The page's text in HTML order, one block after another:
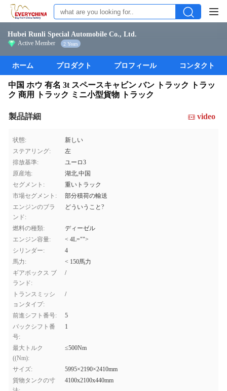
Hubei Runli Special Automobile Co., Ltd.
Active Member 2 Years
ホーム プロダクト プロフィール コンタクト
中国 ホウ 有名 3t スペースキャビン バン トラック トラッ
ク 商用 トラック ミニ小型貨物 トラック
製品詳細 video
状態:
新しい
ステアリング:
左
排放基準:
ユーロ3
原産地:
湖北,中国
セグメント:
重いトラック
市場セグメント:
部分積荷の輸送
エンジンのブラ
ンド:
どういうこと?
燃料の種類:
ディーゼル
エンジン容量:
< 4L="">
シリンダー:
4
馬力:
< 150馬力
ギアボックス ブ
ランド:
/
トランスミッシ
ョンタイプ:
/
前進シフト番号:
5
バックシフト番
号:
1
最大トルク
((Nm):
≤500Nm
サイズ:
5995×2190×2410mm
貨物タンクの寸
4100x2100x440mm